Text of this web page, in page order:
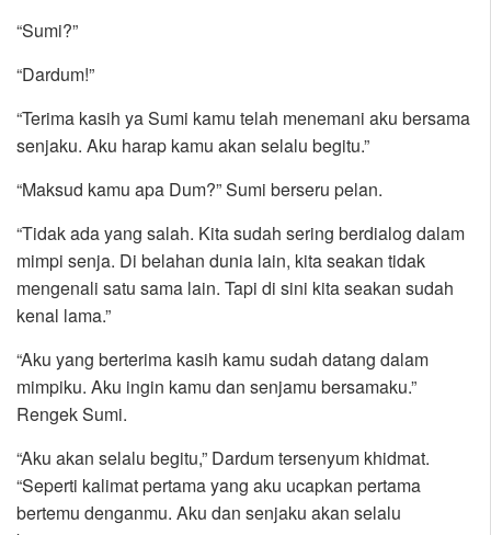
“Sumi?”
“Dardum!”
“Terima kasih ya Sumi kamu telah menemani aku bersama
senjaku. Aku harap kamu akan selalu begitu.”
“Maksud kamu apa Dum?” Sumi berseru pelan.
“Tidak ada yang salah. Kita sudah sering berdialog dalam
mimpi senja. Di belahan dunia lain, kita seakan tidak
mengenali satu sama lain. Tapi di sini kita seakan sudah
kenal lama.”
“Aku yang berterima kasih kamu sudah datang dalam
mimpiku. Aku ingin kamu dan senjamu bersamaku.”
Rengek Sumi.
“Aku akan selalu begitu,” Dardum tersenyum khidmat.
“Seperti kalimat pertama yang aku ucapkan pertama
bertemu denganmu. Aku dan senjaku akan selalu